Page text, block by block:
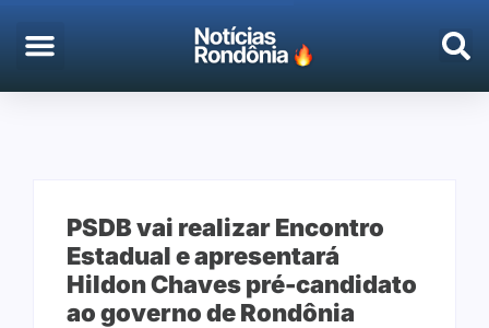
PSDB vai realizar Encontro
Estadual e apresentará
Hildon Chaves pré-candidato
ao governo de Rondônia